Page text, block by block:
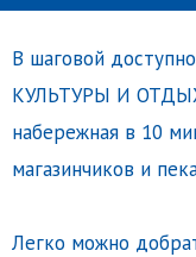
В шаговой
КУЛЬТУРЫ И
набережная в 10
магазинчиков и
Легко можно